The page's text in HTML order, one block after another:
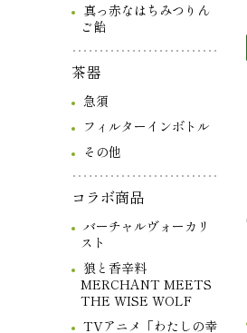
真っ赤なはちみつりん
ご飴
茶器
急須
フィルターインボトル
その他
コラボ商品
バーチャルヴォーカリ
スト
狼と香辛料
MERCHANT MEETS
THE WISE WOLF
TVアニメ「わたしの幸